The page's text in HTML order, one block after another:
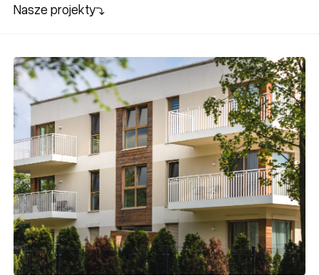
Nasze projekty